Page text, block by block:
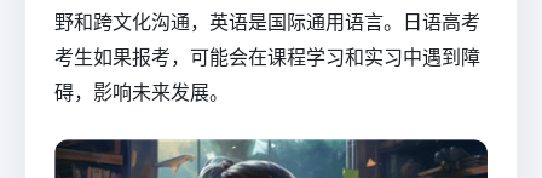
野和跨文化沟通，英语是国际通用语言。日语高考
考生如果报考，可能会在课程学习和实习中遇到障
碍，影响未来发展。